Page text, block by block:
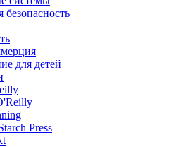
для детей
Press